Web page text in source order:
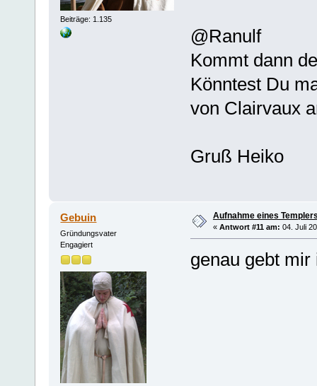
Beiträge: 1.135
@Ranulf
Kommt dann
Könntest Du
von Clairvaux
Gruß Heiko
Gebuin
Gründungsvater
Engagiert
Aufnahme eines
« Antwort #11 am: 04. Juli
genau gebt